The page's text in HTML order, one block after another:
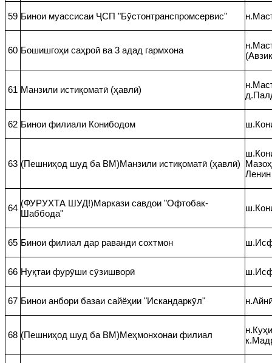
59 Бинои муассисаи ҶСП "Бӯстонтранспромсервис"
60 Бошишгоҳи саҳроӣ ва 3 адад гармхона
61 Манзили истиқоматӣ (ҳавлӣ)
62 Бинои филиали Конибодом
63 (Пешниҳод шуд ба ВМ)Манзили истиқоматӣ (ҳавлӣ)
64 (ФУРУХТА ШУД!)Маркази савдои "Офтобак-
Шаббода"
65 Бинои филиал дар раванди сохтмон
66 Нуқтаи фурӯши сӯзишворӣ
67 Бинои анбори базаи сайёҳии "Искандаркӯл"
68 (Пешниҳод шуд ба ВМ)Меҳмонхонаи филиал